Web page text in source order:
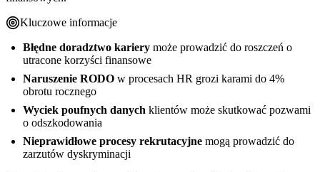
Kluczowe informacje
Błędne doradztwo kariery może prowadzić do roszczeń o
utracone korzyści finansowe
Naruszenie RODO w procesach HR grozi karami do 4%
obrotu rocznego
Wyciek poufnych danych klientów może skutkować pozwami
o odszkodowania
Nieprawidłowe procesy rekrutacyjne mogą prowadzić do
zarzutów dyskryminacji